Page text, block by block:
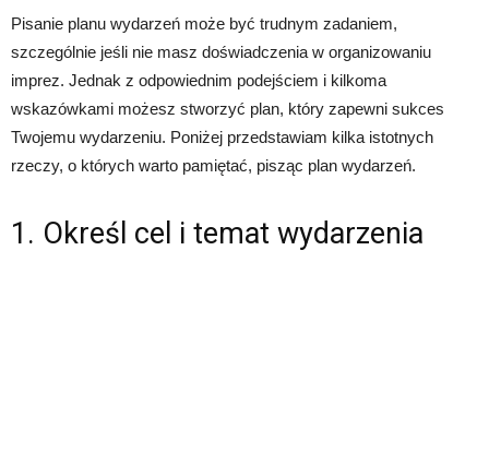
Pisanie planu wydarzeń może być trudnym zadaniem,
szczególnie jeśli nie masz doświadczenia w organizowaniu
imprez. Jednak z odpowiednim podejściem i kilkoma
wskazówkami możesz stworzyć plan, który zapewni sukces
Twojemu wydarzeniu. Poniżej przedstawiam kilka istotnych
rzeczy, o których warto pamiętać, pisząc plan wydarzeń.
1. Określ cel i temat wydarzenia